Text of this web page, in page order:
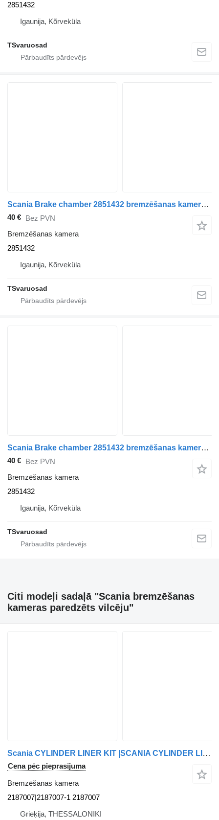
2851432
Igaunija, Kõrveküla
TSvaruosad
Scania Brake chamber 2851432 bremzēšanas kamera paredzēts Scania R410 vilcēja
40 € Bez PVN
Bremzēšanas kamera
2851432
Igaunija, Kõrveküla
TSvaruosad
Scania Brake chamber 2851432 bremzēšanas kamera paredzēts Scania R410 vilcēja
40 € Bez PVN
Bremzēšanas kamera
2851432
Igaunija, Kõrveküla
TSvaruosad
Citi modeļi sadaļā "Scania bremzēšanas
kameras paredzēts vilcēju"
Scania CYLINDER LINER KIT |SCANIA CYLINDER LINER KIT GENUINE 2187007|2187007-1 bremzēšanas kamera paredzēts Scania vilcēja
Cena pēc pieprasījuma
Bremzēšanas kamera
2187007|2187007-1 2187007
Grieķija, THESSALONIKI